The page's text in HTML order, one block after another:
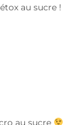
au sucre !
au sucre